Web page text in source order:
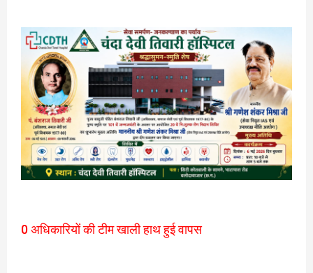
0 अधिकारियों की टीम खाली हाथ हुई वापस